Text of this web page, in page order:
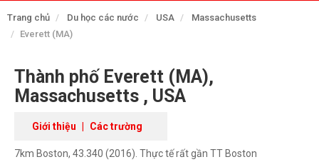
Trang chủ Du học các nước USA
Massachusetts
Everett (MA)
Thành phố Everett (MA),
Massachusetts , USA
Giới thiệu | Các trường
7km Boston, 43.340 (2016). Thực tế rất gần TT Boston
LIÊN HỆ